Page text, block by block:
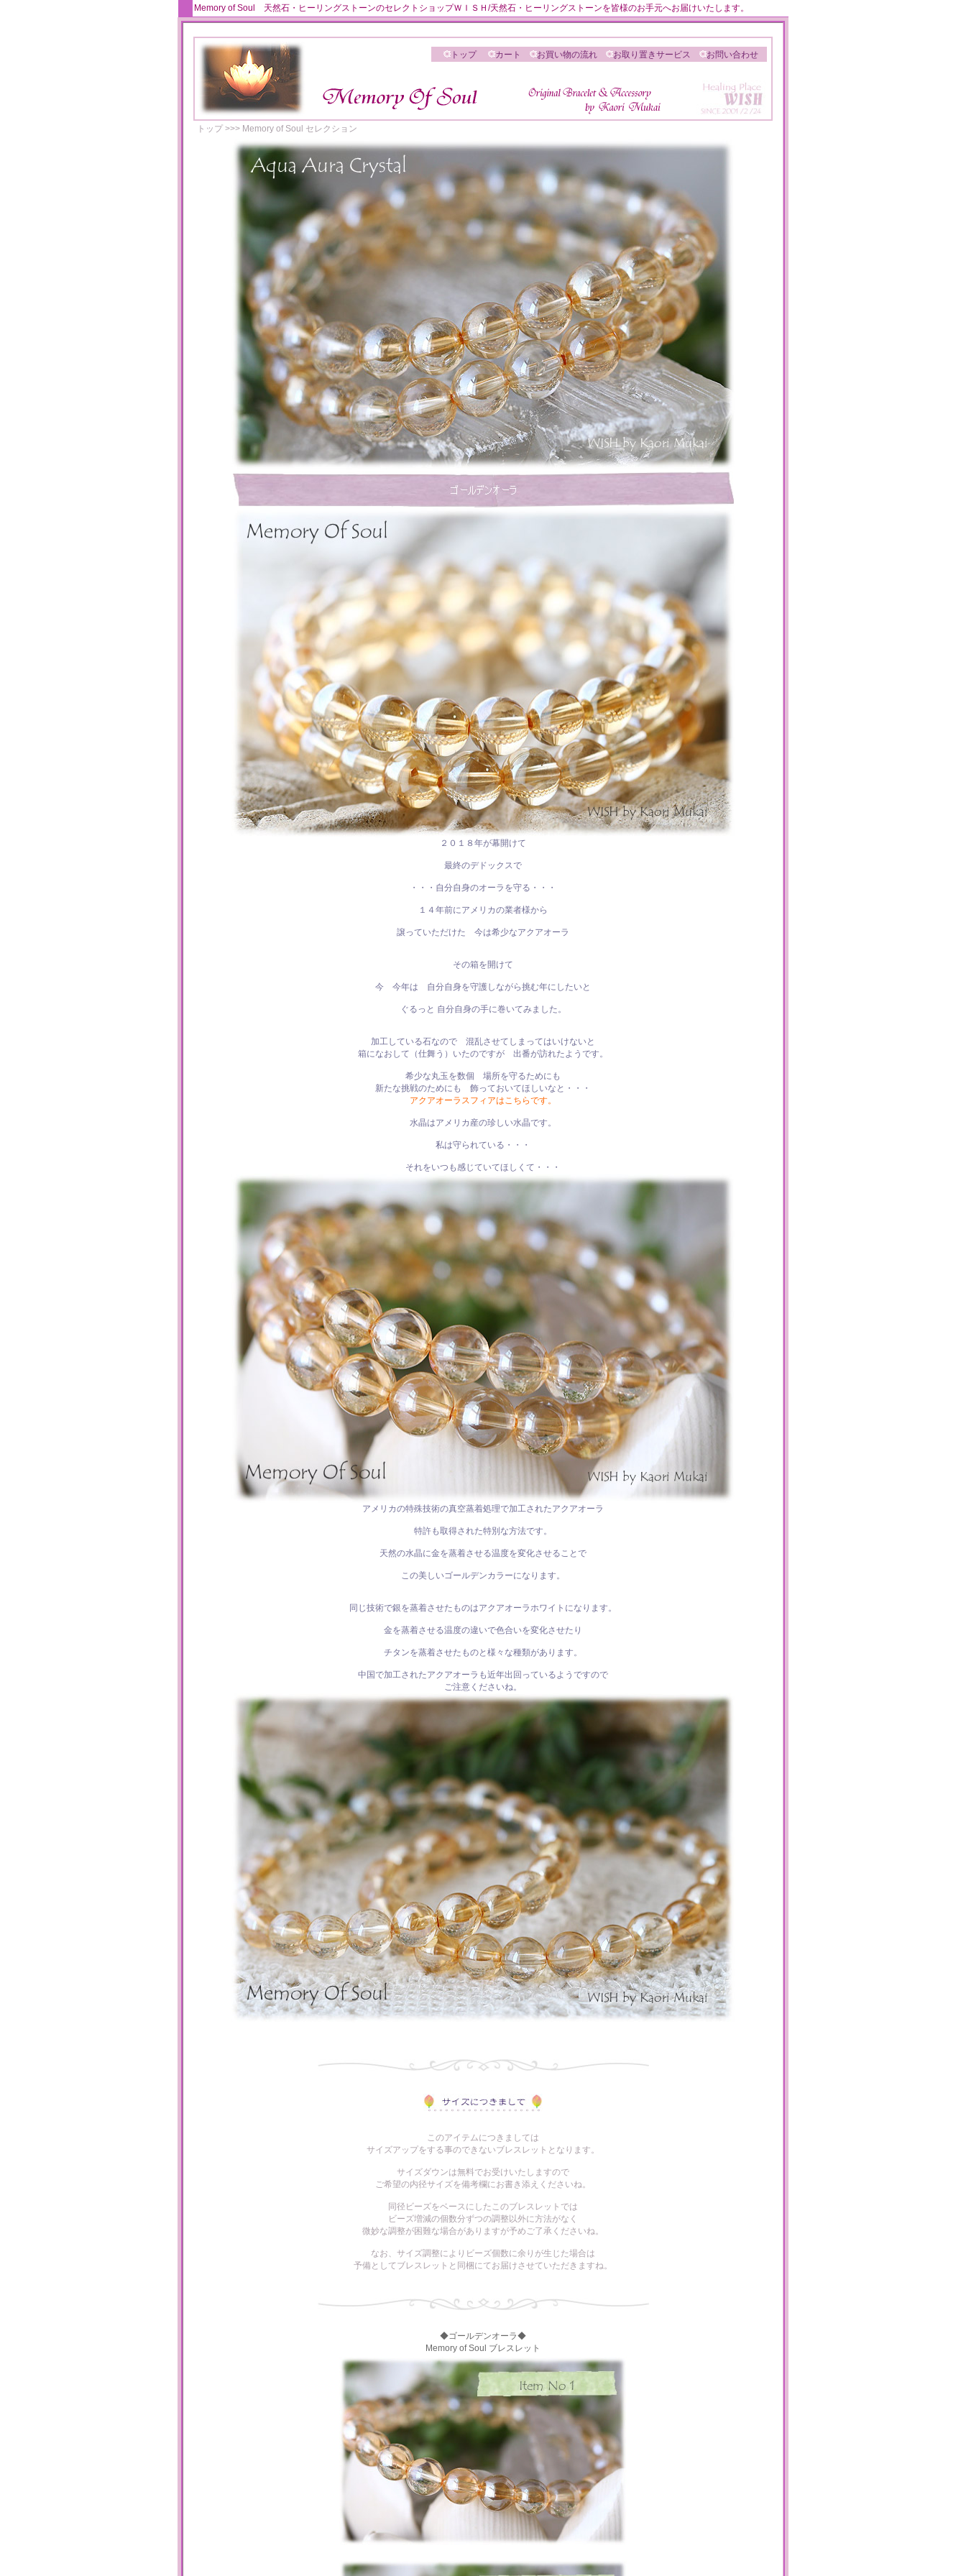
Memory of Soul 天然石・ヒーリングストーンのセレクトショップＷＩＳＨ/天然石・ヒーリングストーンを皆様のお手元へお届けいたします。
トップ カート お買い物の流れ お取り置きサービス お問い合わせ
トップ>>> Memory of Soul セレクション
２０１８年が幕開けて
最終のデドックスで
・・・自分自身のオーラを守る・・・
１４年前にアメリカの業者様から
譲っていただけた 今は希少なアクアオーラ
その箱を開けて
今 今年は 自分自身を守護しながら挑む年にしたいと
ぐるっと 自分自身の手に巻いてみました。
加工している石なので 混乱させてしまってはいけないと
箱になおして（仕舞う）いたのですが 出番が訪れたようです。
希少な丸玉を数個 場所を守るためにも
新たな挑戦のためにも 飾っておいてほしいなと・・・
アクアオーラスフィアはこちらです。
水晶はアメリカ産の珍しい水晶です。
私は守られている・・・
それをいつも感じていてほしくて・・・
アメリカの特殊技術の真空蒸着処理で加工されたアクアオーラ
特許も取得された特別な方法です。
天然の水晶に金を蒸着させる温度を変化させることで
この美しいゴールデンカラーになります。
同じ技術で銀を蒸着させたものはアクアオーラホワイトになります。
金を蒸着させる温度の違いで色合いを変化させたり
チタンを蒸着させたものと様々な種類があります。
中国で加工されたアクアオーラも近年出回っているようですので
ご注意くださいね。
このアイテムにつきましては
サイズアップをする事のできないブレスレットとなります。
サイズダウンは無料でお受けいたしますので
ご希望の内径サイズを備考欄にお書き添えくださいね。
同径ビーズをベースにしたこのブレスレットでは
ビーズ増減の個数分ずつの調整以外に方法がなく
微妙な調整が困難な場合がありますが予めご了承くださいね。
なお、サイズ調整によりビーズ個数に余りが生じた場合は
予備としてブレスレットと同梱にてお届けさせていただきますね。
◆ゴールデンオーラ◆
Memory of Soul ブレスレット